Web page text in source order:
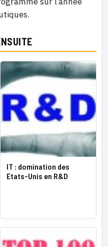
IT : domination des
Etats-Unis en R&D